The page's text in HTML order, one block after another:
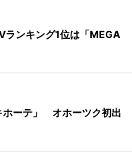
ランキング1位は「MEGA
ホーテ」 オホーツク初出